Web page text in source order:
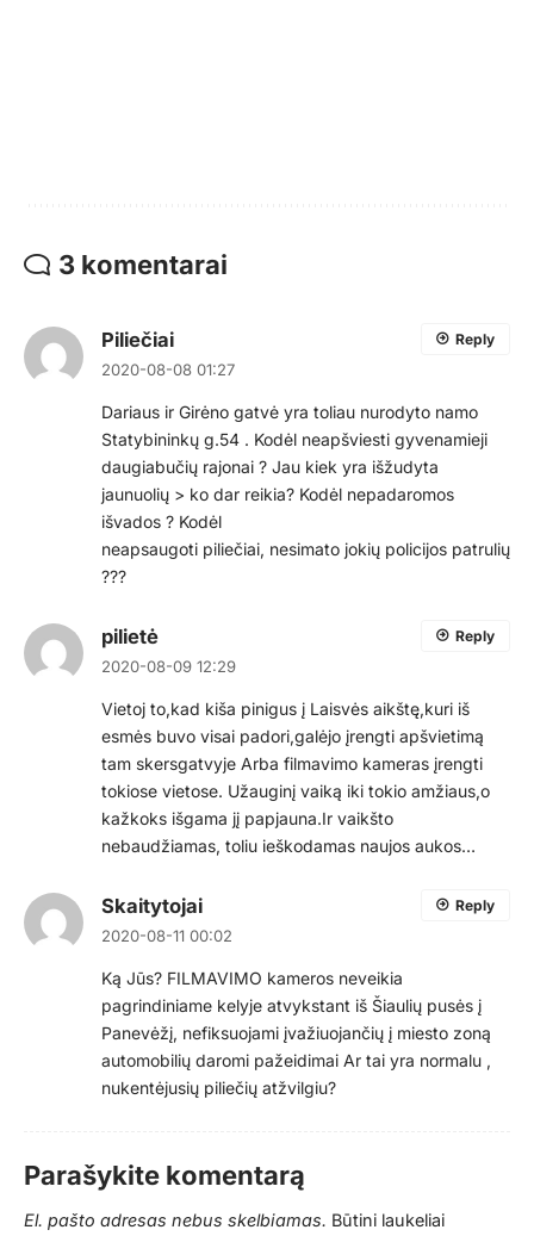
3 komentarai
Piliečiai
2020-08-08 01:27
Dariaus ir Girėno gatvė yra toliau nurodyto namo
Statybininkų g.54 . Kodėl neapšviesti gyvenamieji
daugiabučių rajonai ? Jau kiek yra išžudyta
jaunuolių > ko dar reikia? Kodėl nepadaromos
išvados ? Kodėl
neapsaugoti piliečiai, nesimato jokių policijos patrulių
???
Reply
pilietė
2020-08-09 12:29
Vietoj to,kad kiša pinigus į Laisvės aikštę,kuri iš
esmės buvo visai padori,galėjo įrengti apšvietimą
tam skersgatvyje Arba filmavimo kameras įrengti
tokiose vietose. Užauginį vaiką iki tokio amžiaus,o
kažkoks išgama jį papjauna.Ir vaikšto
nebaudžiamas, toliu ieškodamas naujos aukos…
Reply
Skaitytojai
2020-08-11 00:02
Ką Jūs? FILMAVIMO kameros neveikia
pagrindiniame kelyje atvykstant iš Šiaulių pusės į
Panevėžį, nefiksuojami įvažiuojančių į miesto zoną
automobilių daromi pažeidimai Ar tai yra normalu ,
nukentėjusių piliečių atžvilgiu?
Reply
Parašykite komentarą
El. pašto adresas nebus skelbiamas. Būtini laukeliai